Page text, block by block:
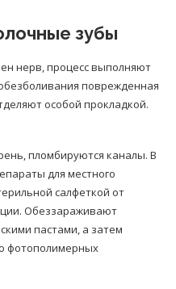
зубы
нерв, процесс выполняют
поврежденная
особой прокладкой.
пломбируются каналы. В
для местного
салфеткой от
Обеззараживают
пастами, а затем
фотополимерных